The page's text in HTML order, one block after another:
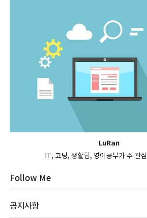
LuRan
IT, 코딩, 생활팁, 영어공부가 주 관
Follow Me
공지사항